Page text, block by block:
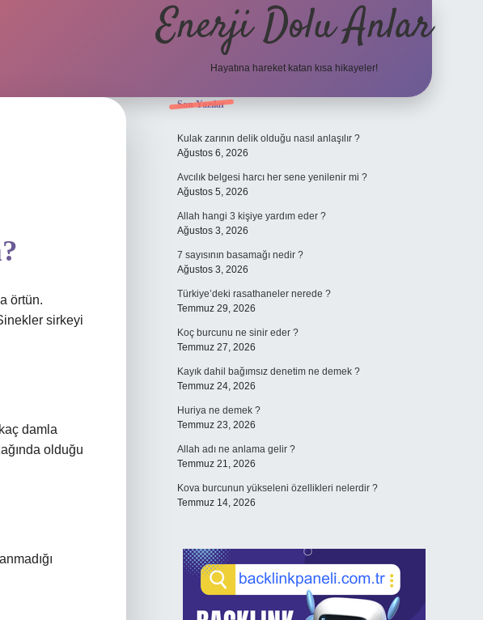
Enerji Dolu Anlar
Hayatına hareket katan kısa hikayeler!
örtün.
sirkeyi
damla
olduğu
Sidebar
Son Yazılar
Kulak zarının delik olduğu nasıl anlaşılır ?
Ağustos 6, 2026
Avcılık belgesi harcı her sene yenilenir mi ?
Ağustos 5, 2026
Allah hangi 3 kişiye yardım eder ?
Ağustos 3, 2026
7 sayısının basamağı nedir ?
Ağustos 3, 2026
Türkiye’deki rasathaneler nerede ?
Temmuz 29, 2026
Koç burcunu ne sinir eder ?
Temmuz 27, 2026
Kayık dahil bağımsız denetim ne demek ?
Temmuz 24, 2026
Huriya ne demek ?
Temmuz 23, 2026
Allah adı ne anlama gelir ?
Temmuz 21, 2026
Kova burcunun yükseleni özellikleri nelerdir ?
Temmuz 14, 2026